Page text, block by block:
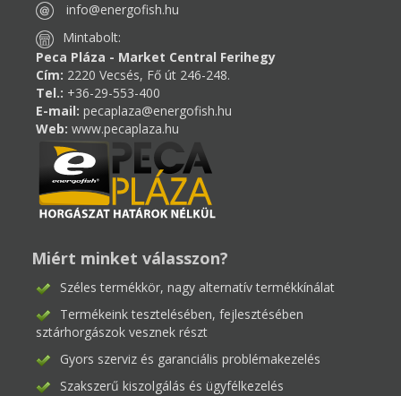
info@energofish.hu
Mintabolt:
Peca Pláza - Market Central Ferihegy
Cím: 2220 Vecsés, Fő út 246-248.
Tel.: +36-29-553-400
E-mail: pecaplaza@energofish.hu
Web: www.pecaplaza.hu
Miért minket válasszon?
Széles termékkör, nagy alternatív termékkínálat
Termékeink tesztelésében, fejlesztésében
sztárhorgászok vesznek részt
Gyors szerviz és garanciális problémakezelés
Szakszerű kiszolgálás és ügyfélkezelés